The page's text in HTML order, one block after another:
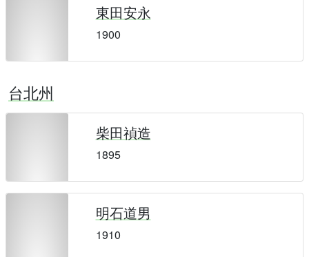
東田安永
1900
台北州
柴田禎造
1895
明石道男
1910